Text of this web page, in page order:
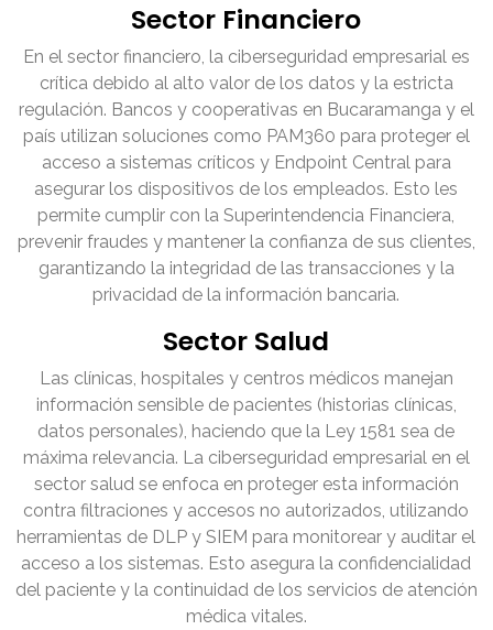
Sector Financiero
En el sector financiero, la ciberseguridad empresarial es
crítica debido al alto valor de los datos y la estricta
regulación. Bancos y cooperativas en Bucaramanga y el
país utilizan soluciones como PAM360 para proteger el
acceso a sistemas críticos y Endpoint Central para
asegurar los dispositivos de los empleados. Esto les
permite cumplir con la Superintendencia Financiera,
prevenir fraudes y mantener la confianza de sus clientes,
garantizando la integridad de las transacciones y la
privacidad de la información bancaria.
Sector Salud
Las clínicas, hospitales y centros médicos manejan
información sensible de pacientes (historias clínicas,
datos personales), haciendo que la Ley 1581 sea de
máxima relevancia. La ciberseguridad empresarial en el
sector salud se enfoca en proteger esta información
contra filtraciones y accesos no autorizados, utilizando
herramientas de DLP y SIEM para monitorear y auditar el
acceso a los sistemas. Esto asegura la confidencialidad
del paciente y la continuidad de los servicios de atención
médica vitales.